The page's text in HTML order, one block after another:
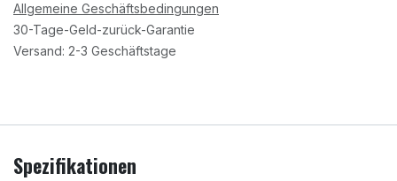
Allgemeine Geschäftsbedingungen
30-Tage-Geld-zurück-Garantie
Versand: 2-3 Geschäftstage
Spezifikationen